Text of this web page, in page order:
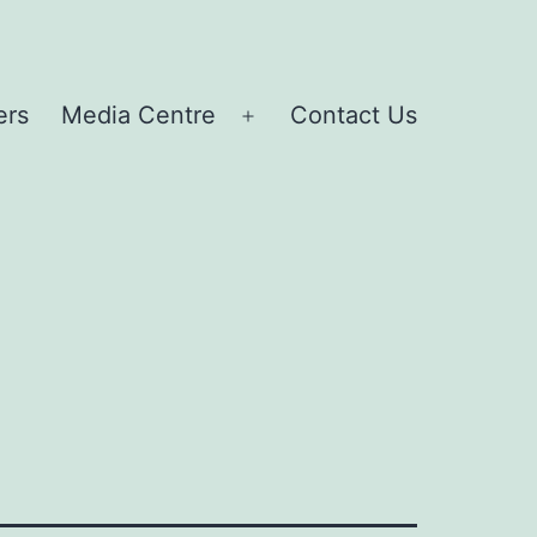
Media Centre
Open
Contact Us